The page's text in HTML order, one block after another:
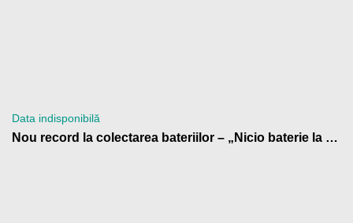
Data indisponibilă
Nou record la colectarea bateriilor – „Nicio baterie la gunoi!” 2024